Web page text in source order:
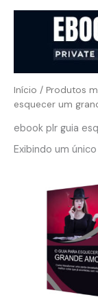
Início / Produtos
esquecer um
ebook plr guia
Exibindo um